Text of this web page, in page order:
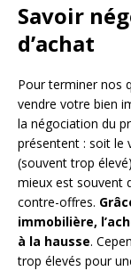
Savoir
d’achat
Pour terminer nos
vendre votre bien
la négociation du
présentent : soit le
(souvent trop
mieux est souvent
contre-offres.
immobilière,
à la hausse.
trop élevés pour